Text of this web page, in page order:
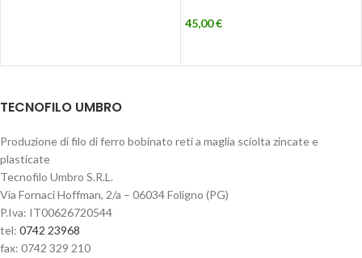
45,00€
TECNOFILO UMBRO
Produzione di filo di ferro bobinato reti a maglia sciolta zincate e
plasticate
Tecnofilo Umbro S.R.L.
Via Fornaci Hoffman, 2/a – 06034 Foligno (PG)
P.Iva: IT00626720544
tel: 0742 23968
fax: 0742 329 210